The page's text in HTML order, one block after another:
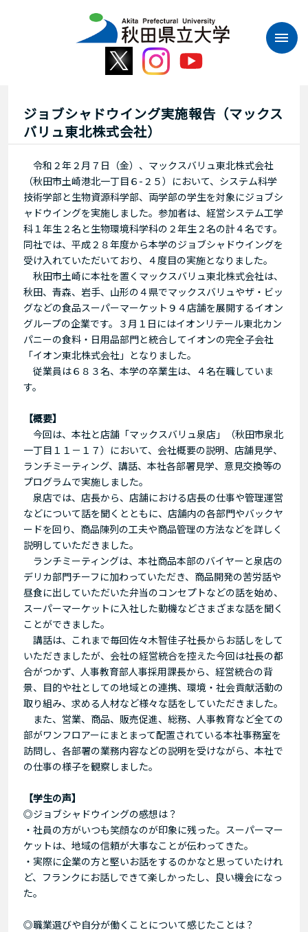
ジョブシャドウイング実施報告（マックス
バリュ東北株式会社）
令和２年２月７日（金）、マックスバリュ東北株式会社
（秋田市土崎港北一丁目６-２５）において、システム科学
技術学部と生物資源科学部、両学部の学生を対象にジョブシ
ャドウイングを実施しました。参加者は、経営システム工学
科１年生２名と生物環境科学科の２年生２名の計４名です。
同社では、平成２８年度から本学のジョブシャドウイングを
受け入れていただいており、４度目の実施となりました。
秋田市土崎に本社を置くマックスバリュ東北株式会社は、
秋田、青森、岩手、山形の４県でマックスバリュやザ・ビッ
グなどの食品スーパーマーケット９４店舗を展開するイオン
グループの企業です。３月１日にはイオンリテール東北カン
パニーの食料・日用品部門と統合してイオンの完全子会社
「イオン東北株式会社」となりました。
従業員は６８３名、本学の卒業生は、４名在職していま
す。
【概要】
今回は、本社と店舗「マックスバリュ泉店」（秋田市泉北
一丁目１１－１７）において、会社概要の説明、店舗見学、
ランチミーティング、講話、本社各部署見学、意見交換等の
プログラムで実施しました。
泉店では、店長から、店舗における店長の仕事や管理運営
などについて話を聞くとともに、店舗内の各部門やバックヤ
ードを回り、商品陳列の工夫や商品管理の方法などを詳しく
説明していただきました。
ランチミーティングは、本社商品本部のバイヤーと泉店の
デリカ部門チーフに加わっていただき、商品開発の苦労話や
昼食に出していただいた弁当のコンセプトなどの話を始め、
スーパーマーケットに入社した動機などさまざまな話を聞く
ことができました。
講話は、これまで毎回佐々木智佳子社長からお話しをして
いただきましたが、会社の経営統合を控えた今回は社長の都
合がつかず、人事教育部人事採用課長から、経営統合の背
景、目的や社としての地域との連携、環境・社会貢献活動の
取り組み、求める人材など様々な話をしていただきました。
また、営業、商品、販売促進、総務、人事教育など全ての
部がワンフロアーにまとまって配置されている本社事務室を
訪問し、各部署の業務内容などの説明を受けながら、本社で
の仕事の様子を観察しました。
【学生の声】
◎ジョブシャドウイングの感想は？
・社員の方がいつも笑顔なのが印象に残った。スーパーマー
ケットは、地域の信頼が大事なことが伝わってきた。
・実際に企業の方と堅いお話をするのかなと思っていたけれ
ど、フランクにお話しできて楽しかったし、良い機会になっ
た。
◎職業選びや自分が働くことについて感じたことは？